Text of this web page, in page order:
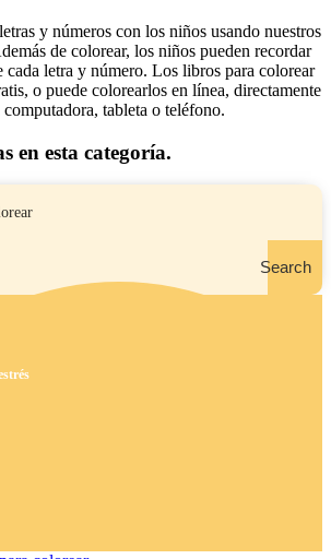
y números con los niños usando nuestros
de colorear, los niños pueden recordar
cada letra y número. Los libros para colorear
o puede colorearlos en línea, directamente
tableta o teléfono.
en esta categoría.
Search